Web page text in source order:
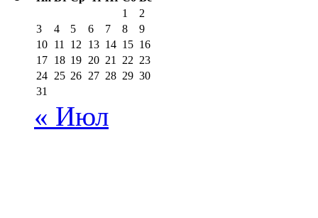
1
2
3
4 5 6 7 8
9
10 11 12 13 14 15 16
17 18 19 20 21 22 23
24 25 26 27 28 29 30
31
« Июл